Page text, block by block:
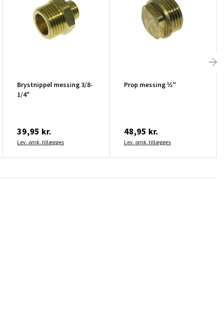
Brystnippel messing 3/8-
1/4"
39,95 kr.
Lev. omk. tillægges
Prop messing ½"
48,95 kr.
Lev. omk. tillægges